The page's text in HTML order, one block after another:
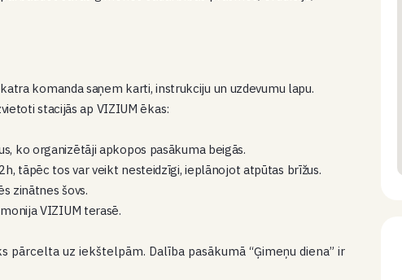
komanda saņem karti, instrukciju un uzdevumu lapu.
stacijās ap VIZIUM ēkas:
ko organizētāji apkopos pasākuma beigās.
tāpēc tos var veikt nesteidzīgi, ieplānojot atpūtas brīžus.
zinātnes šovs.
VIZIUM terasē.
uz iekštelpām. Dalība pasākumā “Ģimeņu diena” ir